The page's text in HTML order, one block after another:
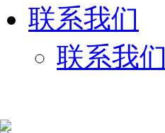
联系我们
联系我们